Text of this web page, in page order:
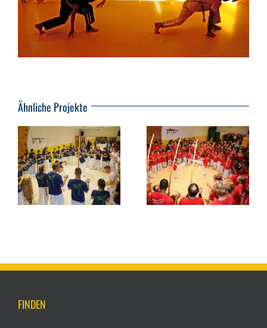
Ähnliche Projekte
FINDEN